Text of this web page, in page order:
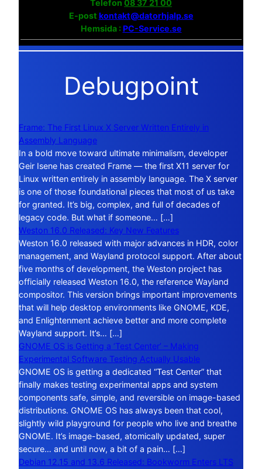
Telefon 08 37 21 00
E-post kontakt@datorhjalp.se
Hemsida :PC-Service.se
Debugpoint
Frame: The First Linux X Server Written Entirely in
Assembly Language
In a bold move toward ultimate minimalism, developer
Geir Isene has created Frame — the first X11 server for
Linux written entirely in assembly language. The X server
is one of those foundational pieces that most of us take
for granted. It’s big, complex, and full of decades of
legacy code. But what if someone… […]
Weston 16.0 Released: Key New Features
Weston 16.0 released with major advances in HDR, color
management, and Wayland protocol support. After about
five months of development, the Weston project has
officially released Weston 16.0, the reference Wayland
compositor. This version brings important improvements
that will help desktop environments like GNOME, KDE,
and Enlightenment achieve better and more complete
Wayland support. It’s… […]
GNOME OS is Getting a ‘Test Center’ – Making
Experimental Software Testing Actually Usable
GNOME OS is getting a dedicated “Test Center” that
finally makes testing experimental apps and system
components safe, simple, and reversible on image-based
distributions. GNOME OS has always been that cool,
slightly wild playground for people who live and breathe
GNOME. It’s image-based, atomically updated, super
secure… and until now, a bit of a pain… […]
Debian 12.15 and 13.6 Released: Bookworm Enters LTS